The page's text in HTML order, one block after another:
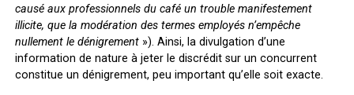
causé aux professionnels du café un trouble manifestement
illicite, que la modération des termes employés n’empêche
nullement le dénigrement»). Ainsi, la divulgation d’une
information de nature à jeter le discrédit sur un concurrent
constitue un dénigrement, peu important qu’elle soit exacte.